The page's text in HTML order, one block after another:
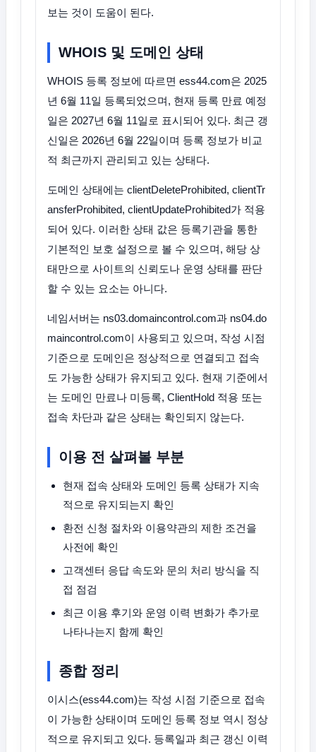
보는 것이 도움이 된다.
WHOIS 및 도메인 상태
WHOIS 등록 정보에 따르면 ess44.com은 2025
년 6월 11일 등록되었으며, 현재 등록 만료 예정
일은 2027년 6월 11일로 표시되어 있다. 최근 갱
신일은 2026년 6월 22일이며 등록 정보가 비교
적 최근까지 관리되고 있는 상태다.
도메인 상태에는 clientDeleteProhibited, clientTr
ansferProhibited, clientUpdateProhibited가 적용
되어 있다. 이러한 상태 값은 등록기관을 통한
기본적인 보호 설정으로 볼 수 있으며, 해당 상
태만으로 사이트의 신뢰도나 운영 상태를 판단
할 수 있는 요소는 아니다.
네임서버는 ns03.domaincontrol.com과 ns04.do
maincontrol.com이 사용되고 있으며, 작성 시점
기준으로 도메인은 정상적으로 연결되고 접속
도 가능한 상태가 유지되고 있다. 현재 기준에서
는 도메인 만료나 미등록, ClientHold 적용 또는
접속 차단과 같은 상태는 확인되지 않는다.
이용 전 살펴볼 부분
현재 접속 상태와 도메인 등록 상태가 지속
적으로 유지되는지 확인
환전 신청 절차와 이용약관의 제한 조건을
사전에 확인
고객센터 응답 속도와 문의 처리 방식을 직
접 점검
최근 이용 후기와 운영 이력 변화가 추가로
나타나는지 함께 확인
종합 정리
이시스(ess44.com)는 작성 시점 기준으로 접속
이 가능한 상태이며 도메인 등록 정보 역시 정상
적으로 유지되고 있다. 등록일과 최근 갱신 이력